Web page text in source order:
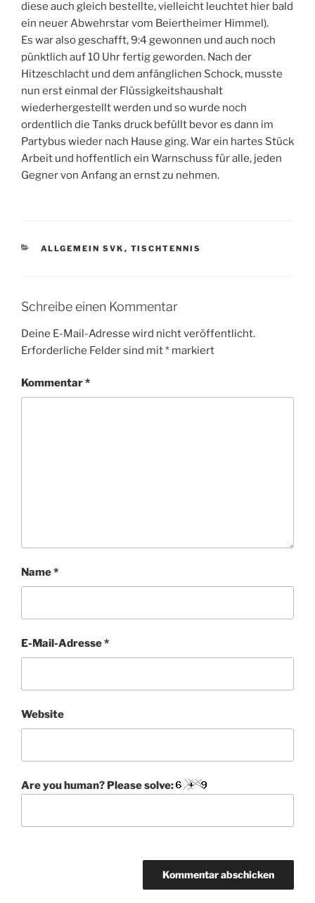
diese auch gleich bestellte, vielleicht leuchtet hier bald
ein neuer Abwehrstar vom Beiertheimer Himmel).
Es war also geschafft, 9:4 gewonnen und auch noch
pünktlich auf 10 Uhr fertig geworden. Nach der
Hitzeschlacht und dem anfänglichen Schock, musste
nun erst einmal der Flüssigkeitshaushalt
wiederhergestellt werden und so wurde noch
ordentlich die Tanks druck befüllt bevor es dann im
Partybus wieder nach Hause ging. War ein hartes Stück
Arbeit und hoffentlich ein Warnschuss für alle, jeden
Gegner von Anfang an ernst zu nehmen.
KATEGORIEN
ALLGEMEIN SVK , TISCHTENNIS
Schreibe einen Kommentar
Deine E-Mail-Adresse wird nicht veröffentlicht.
Erforderliche Felder sind mit* markiert
Kommentar*
Name*
E-Mail-Adresse*
Website
Are you human? Please solve: